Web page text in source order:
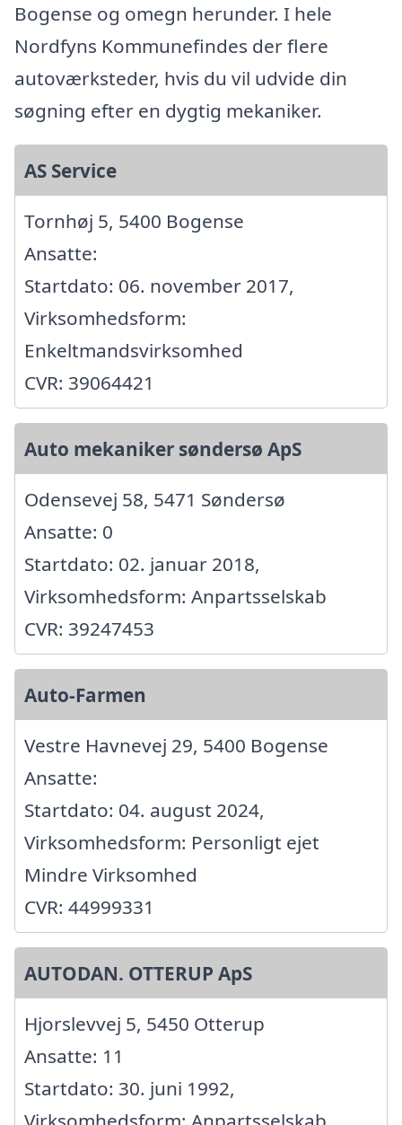
Bogense og omegn herunder. I hele
Nordfyns Kommunefindes der flere
autoværksteder, hvis du vil udvide din
søgning efter en dygtig mekaniker.
AS Service
Tornhøj 5, 5400 Bogense
Ansatte:
Startdato: 06. november 2017,
Virksomhedsform:
Enkeltmandsvirksomhed
CVR: 39064421
Auto mekaniker søndersø ApS
Odensevej 58, 5471 Søndersø
Ansatte: 0
Startdato: 02. januar 2018,
Virksomhedsform: Anpartsselskab
CVR: 39247453
Auto-Farmen
Vestre Havnevej 29, 5400 Bogense
Ansatte:
Startdato: 04. august 2024,
Virksomhedsform: Personligt ejet
Mindre Virksomhed
CVR: 44999331
AUTODAN. OTTERUP ApS
Hjorslevvej 5, 5450 Otterup
Ansatte: 11
Startdato: 30. juni 1992,